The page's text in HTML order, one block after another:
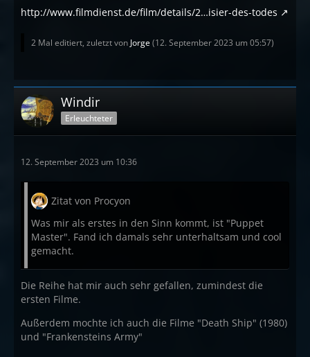
http://www.filmdienst.de/film/details/2…isier-des-todes
2 Mal editiert, zuletzt von Jorge(12. September 2023 um 05:57)
Windir
Erleuchteter
12. September 2023 um 10:36
Zitat von Procyon
Was mir als erstes in den Sinn kommt, ist "Puppet
Master". Fand ich damals sehr unterhaltsam und cool
gemacht.
Die Reihe hat mir auch sehr gefallen, zumindest die
ersten Filme.
Außerdem mochte ich auch die Filme "Death Ship" (1980)
und "Frankensteins Army"